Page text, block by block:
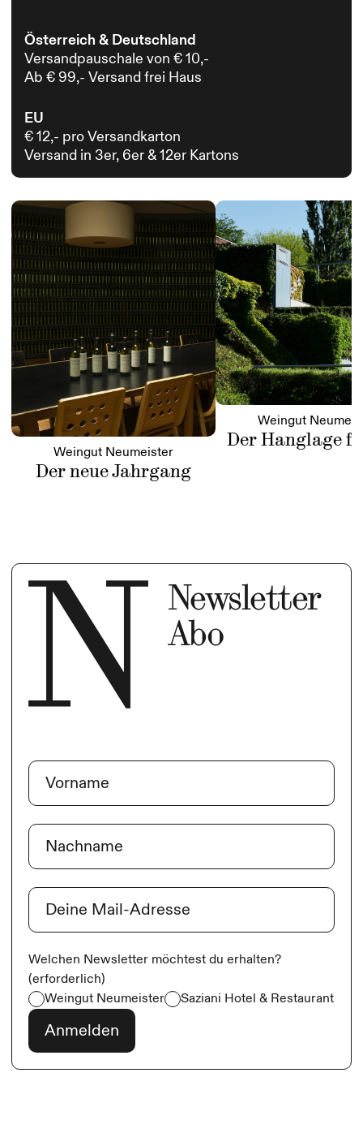
Österreich & Deutschland
Versandpauschale von € 10,-
Ab € 99,- Versand frei Haus
EU
€ 12,- pro Versandkarton
Versand in 3er, 6er & 12er Kartons
Weingut Neumeister
Der neue Jahrgang
Weingut
Der Hanglage
Newsletter
Abo
Name
E-Mail
Welchen Newsletter möchtest du erhalten?
(erforderlich)
Weingut Neumeister
Saziani Hotel & Restaurant